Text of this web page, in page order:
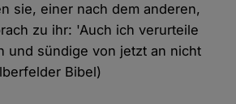
sie, einer nach dem anderen,
zu ihr: 'Auch ich verurteile
und sündige von jetzt an nicht
Bibel)